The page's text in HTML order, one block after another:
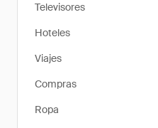
Televisores
Hoteles
Viajes
Compras
Ropa